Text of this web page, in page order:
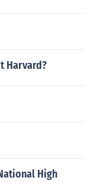
Harvard?
High